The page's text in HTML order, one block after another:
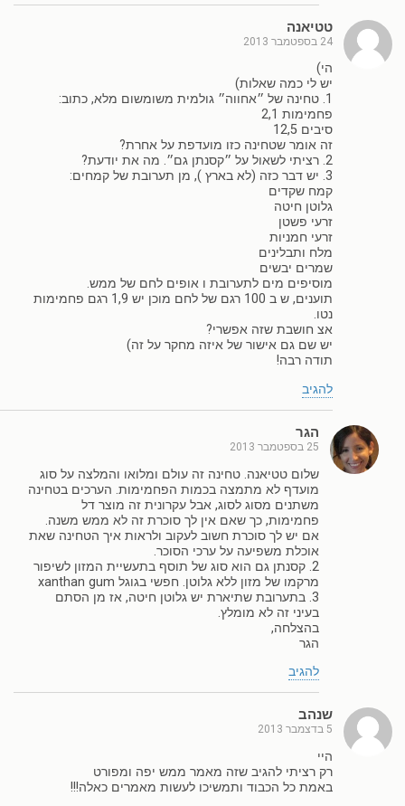
טטיאנה
24 בספטמבר 2013
הי)
יש לי כמה שאלות)
1. טחינה של ״אחווה״ גולמית משומשום מלא, כתוב:
פחמימות 2,1
סיבים 12,5
זה אומר שטחינה כזו מועדפת על אחרת?
2. רציתי לשאול על ״קסנתן גם״. מה את יודעת?
3. יש דבר כזה (לא בארץ ), מן תערובת של קמחים:
קמח שקדים
גלוטן חיטה
זרעי פשטן
זרעי חמניות
מלח ותבלינים
שמרים יבשים
מוסיפים מים לתערובת ו אופים לחם של ממש.
תוענים, ש ב 100 רגם של לחם מוכן יש 1,9 רגם פחמימות
נטו.
אצ חושבת שזה אפשרי?
יש שם גם אישור של איזה מחקר על זה)
תודה רבה!
להגיב
הגר
25 בספטמבר 2013
שלום טטיאנה. טחינה זה עולם ומלואו והמלצה על סוג
מועדף לא מתמצה בכמות הפחמימות. הערכים בטחינה
משתנים מסוג לסוג, אבל עקרונית זה מוצר דל
פחמימות, כך שאם אין לך סוכרת זה לא ממש משנה.
אם יש לך סוכרת חשוב לעקוב ולראות איך הטחינה שאת
אוכלת משפיעה על ערכי הסוכר.
2. קסנתן גם הוא סוג של תוסף בתעשיית המזון לשיפור
מרקמו של מזון ללא גלוטן. חפשי בגוגל xanthan gum
3. בתערובת שתיארת יש גלוטן חיטה, אז מן הסתם
בעיני זה לא מומלץ.
בהצלחה,
הגר
להגיב
שנהב
5 בדצמבר 2013
היי
רק רציתי להגיב שזה מאמר ממש יפה ומפורט
באמת כל הכבוד ותמשיכו לעשות מאמרים כאלה!!!